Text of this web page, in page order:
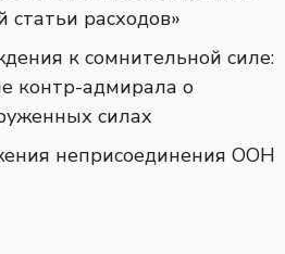
статьи расходов»
к сомнительной силе:
контр-адмирала о
силах
неприсоединения ООН